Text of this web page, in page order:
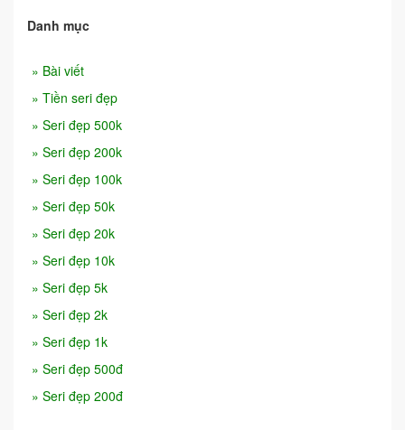
Danh mục
» Bài viết
» Tiền seri đẹp
» Seri đẹp 500k
» Seri đẹp 200k
» Seri đẹp 100k
» Seri đẹp 50k
» Seri đẹp 20k
» Seri đẹp 10k
» Seri đẹp 5k
» Seri đẹp 2k
» Seri đẹp 1k
» Seri đẹp 500đ
» Seri đẹp 200đ